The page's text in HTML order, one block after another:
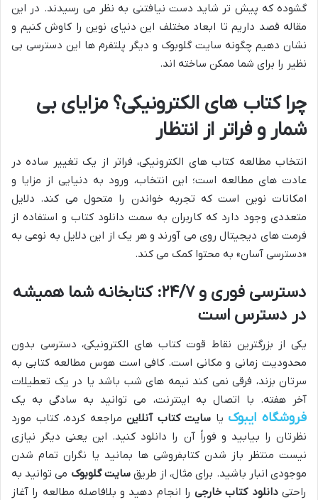
گشوده که پیش تر شاید دست نیافتنی به نظر می رسیدند. در این
مقاله قصد داریم تا ابعاد مختلف این دنیای نوین را کاوش کنیم و
نشان دهیم چگونه سایت گلوبوک و دیگر پلتفرم ها این دسترسی بی
نظیر را برای شما ممکن ساخته اند.
چرا کتاب های الکترونیکی؟ مزایای بی
شمار و فراتر از انتظار
انتخاب مطالعه کتاب های الکترونیکی، فراتر از یک تغییر ساده در
عادت های مطالعه است؛ این انتخاب، ورود به دنیایی از مزایا و
امکانات نوین است که تجربه خواندن را متحول می کند. دلایل
متعددی وجود دارد که کاربران به سمت دانلود کتاب و استفاده از
فرمت های دیجیتال روی می آورند و هر یک از این دلایل به نوعی به
«دسترسی آسان» به محتوا کمک می کند.
دسترسی فوری و ۲۴/۷: کتابخانه شما همیشه
در دسترس است
یکی از بزرگترین نقاط قوت کتاب های الکترونیکی، دسترسی بدون
محدودیت زمانی و مکانی است. کافی است هوس مطالعه کتابی به
سرتان بزند، فرقی نمی کند نیمه های شب باشد یا در یک تعطیلات
آخر هفته. با اتصال به اینترنت، می توانید به سادگی به یک
فروشگاه ایبوک یا سایت کتاب آنلاینمراجعه کرده، کتاب مورد
نظرتان را بیابید و فوراً آن را دانلود کنید. این یعنی دیگر نیازی
نیست منتظر باز شدن کتابفروشی ها بمانید یا نگران تمام شدن
موجودی انبار باشید. برای مثال، از طریقسایت گلوبوک می توانید به
راحتیدانلود کتاب خارجیرا انجام دهید و بلافاصله مطالعه را آغاز